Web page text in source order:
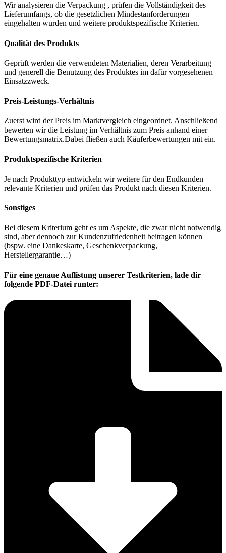
Wir analysieren die Verpackung , prüfen die Vollständigkeit des
Lieferumfangs, ob die gesetzlichen Mindestanforderungen
eingehalten wurden und weitere produktspezifische Kriterien.
Qualität des Produkts
Geprüft werden die verwendeten Materialien, deren Verarbeitung
und generell die Benutzung des Produktes im dafür vorgesehenen
Einsatzzweck.
Preis-Leistungs-Verhältnis
Zuerst wird der Preis im Marktvergleich eingeordnet. Anschließend
bewerten wir die Leistung im Verhältnis zum Preis anhand einer
Bewertungsmatrix.Dabei fließen auch Käuferbewertungen mit ein.
Produktspezifische Kriterien
Je nach Produkttyp entwickeln wir weitere für den Endkunden
relevante Kriterien und prüfen das Produkt nach diesen Kriterien.
Sonstiges
Bei diesem Kriterium geht es um Aspekte, die zwar nicht notwendig
sind, aber dennoch zur Kundenzufriedenheit beitragen können
(bspw. eine Dankeskarte, Geschenkverpackung,
Herstellergarantie…)
Für eine genaue Auflistung unserer Testkriterien, lade dir
folgende PDF-Datei runter: